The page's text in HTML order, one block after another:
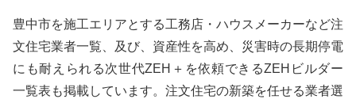
豊中市を施工エリアとする工務店・ハウスメーカーなど注
文住宅業者一覧、及び、資産性を高め、災害時の長期停電
にも耐えられる次世代ZEH＋を依頼できるZEHビルダー
一覧表も掲載しています。注文住宅の新築を任せる業者選